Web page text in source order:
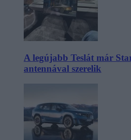
A legújabb Teslát már
antennával szerelik